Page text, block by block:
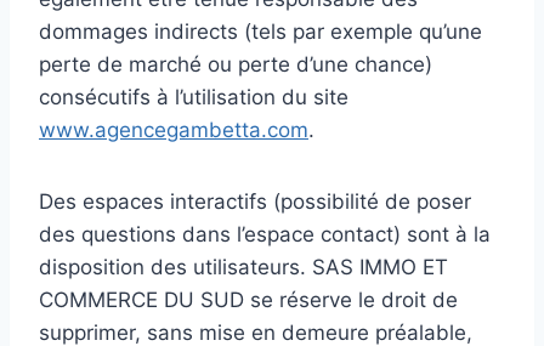
dommages indirects (tels par exemple qu’une
perte de marché ou perte d’une chance)
consécutifs à l’utilisation du site
www.agencegambetta.com.
Des espaces interactifs (possibilité de poser
des questions dans l’espace contact) sont à la
disposition des utilisateurs. SAS IMMO ET
COMMERCE DU SUD se réserve le droit de
supprimer, sans mise en demeure préalable,